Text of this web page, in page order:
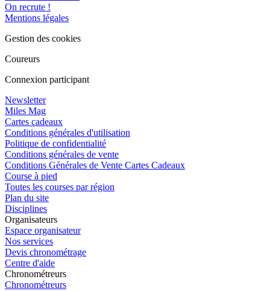
On recrute !
Mentions légales
Gestion des cookies
Coureurs
Connexion participant
Newsletter
Miles Mag
Cartes cadeaux
Conditions générales d'utilisation
Politique de confidentialité
Conditions générales de vente
Conditions Générales de Vente Cartes Cadeaux
Course à pied
Toutes les courses par région
Plan du site
Disciplines
Organisateurs
Espace organisateur
Nos services
Devis chronométrage
Centre d'aide
Chronométreurs
Chronométreurs